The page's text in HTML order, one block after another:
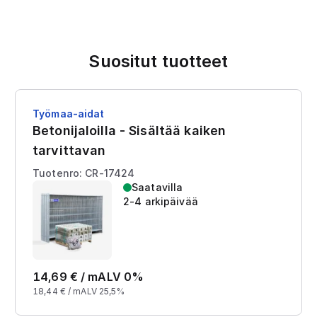
Suositut tuotteet
Työmaa-aidat
Betonijaloilla - Sisältää kaiken
tarvittavan
Tuotenro: CR-17424
Saatavilla
2-4 arkipäivää
14,69 € / mALV 0%
18,44 € / mALV 25,5%